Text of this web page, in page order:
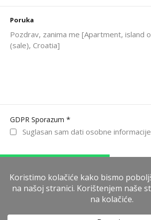
Poruka
GDPR Sporazum *
Suglasan sam dati osobne informacije
Pošalji poruku